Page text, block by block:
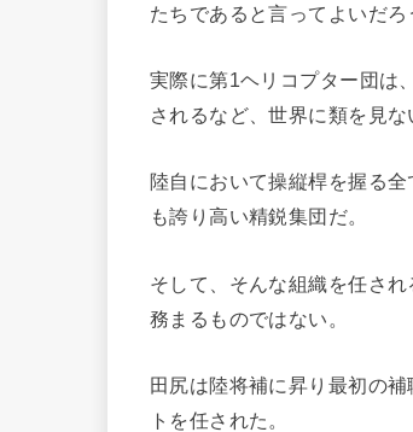
たちであると言ってよいだろ
実際に第1ヘリコプター団は
されるなど、世界に類を見
陸自において操縦桿を握る
も誇り高い精鋭集団だ。
そして、そんな組織を任さ
務まるものではない。
田尻は陸将補に昇り最初の
トを任された。